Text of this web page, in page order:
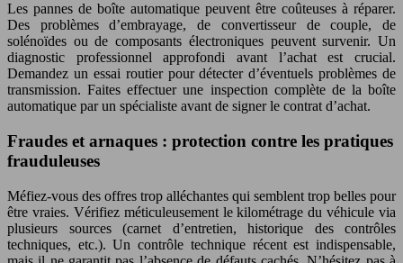
Les pannes de boîte automatique peuvent être coûteuses à réparer.
Des problèmes d’embrayage, de convertisseur de couple, de
solénoïdes ou de composants électroniques peuvent survenir. Un
diagnostic professionnel approfondi avant l’achat est crucial.
Demandez un essai routier pour détecter d’éventuels problèmes de
transmission. Faites effectuer une inspection complète de la boîte
automatique par un spécialiste avant de signer le contrat d’achat.
Fraudes et arnaques : protection contre les pratiques
frauduleuses
Méfiez-vous des offres trop alléchantes qui semblent trop belles pour
être vraies. Vérifiez méticuleusement le kilométrage du véhicule via
plusieurs sources (carnet d’entretien, historique des contrôles
techniques, etc.). Un contrôle technique récent est indispensable,